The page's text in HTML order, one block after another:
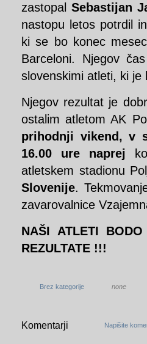
zastopal Sebastijan
nastopu letos potrdil
ki se bo konec
Barceloni. Njegov
slovenskimi atleti, ki je
Njegov rezultat je
ostalim atletom AK
prihodnji vikend, v
16.00 ure naprej
atletskem stadionu
Slovenije.
zavarovalnice
NAŠI ATLETI
REZULTATE !!!
Brez kategorije none
Komentarji Napišite